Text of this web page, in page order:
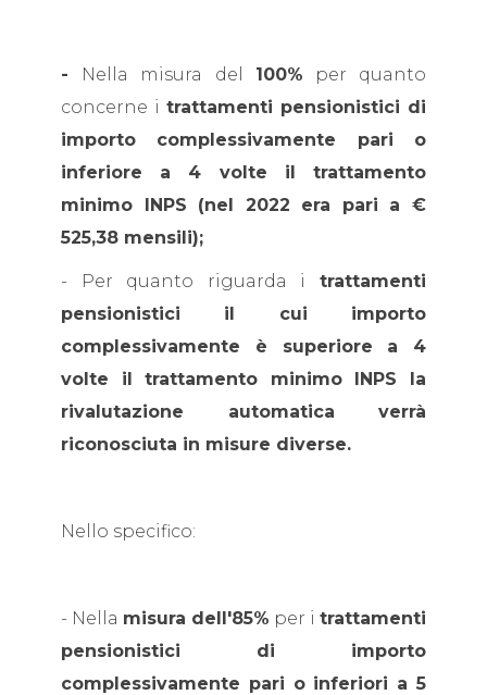
- Nella misura del 100% per quanto
concerne i trattamenti pensionistici di
importo complessivamente pari o
inferiore a 4 volte il trattamento
minimo INPS (nel 2022 era pari a €
525,38 mensili);
- Per quanto riguarda i trattamenti
pensionistici il cui importo
complessivamente è superiore a 4
volte il trattamento minimo INPS la
rivalutazione automatica verrà
riconosciuta in misure diverse.
Nello specifico:
- Nella misura dell'85% per i trattamenti
pensionistici di importo
complessivamente pari o inferiori a 5